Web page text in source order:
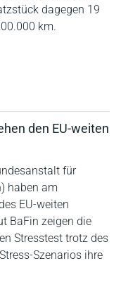
dagegen 19
km.
den EU-weiten
für
haben am
EU-weiten
BaFin zeigen die
Stresstest trotz des
Szenarios ihre